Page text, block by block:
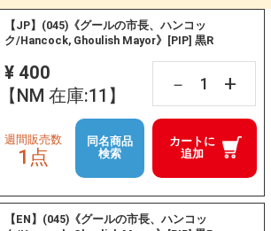
【JP】(045)《グールの市長、ハンコッ
ク/Hancock, Ghoulish Mayor》[PIP] 黒R
¥ 400
【NM 在庫:11】
－ +
カートに
追加
週間販売数
1点
同名商品
検索
【EN】(045)《グールの市長、ハンコッ